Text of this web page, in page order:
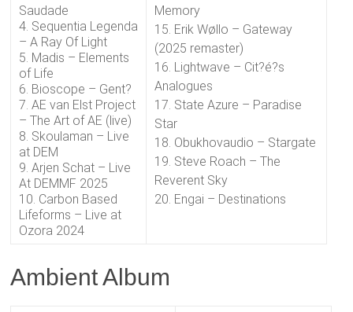
Saudade
4. Sequentia Legenda
– A Ray Of Light
5. Madis – Elements
of Life
6. Bioscope – Gent?
7. AE van Elst Project
– The Art of AE (live)
8. Skoulaman – Live
at DEM
9. Arjen Schat – Live
At DEMMF 2025
10. Carbon Based
Lifeforms – Live at
Ozora 2024
Memory
15. Erik Wøllo – Gateway
(2025 remaster)
16. Lightwave – Cit?é?s
Analogues
17. State Azure – Paradise
Star
18. Obukhovaudio – Stargate
19. Steve Roach – The
Reverent Sky
20. Engai – Destinations
Ambient Album